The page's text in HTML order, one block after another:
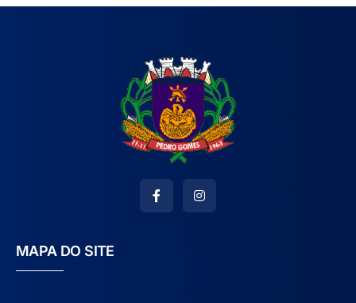
MAPA DO SITE